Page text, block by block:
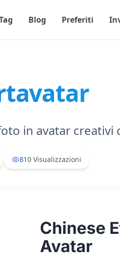
Blog Preferiti
in avatar creativi
810 Visualizzazioni